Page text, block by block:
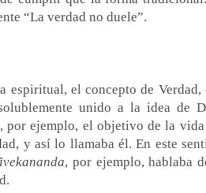
“La verdad no duele”.
espiritual, el concepto de Verdad,
unido a la idea de
, por ejemplo, el objetivo de la vida
y así lo llamaba él. En este
, por ejemplo, hablaba